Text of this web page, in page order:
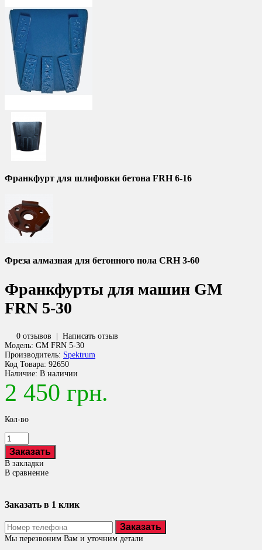
Франкфурт для шлифовки бетона FRH 6-16
Фреза алмазная для бетонного пола CRH 3-60
Франкфурты для машин GM
FRN 5-30
0 отзывов | Написать отзыв
Модель: GM FRN 5-30
Производитель: Spektrum
Код Товара: 92650
Наличие: В наличии
2 450 грн.
Кол-во
В закладки
В сравнение
Заказать в 1 клик
Заказать
Мы перезвоним Вам и уточним детали